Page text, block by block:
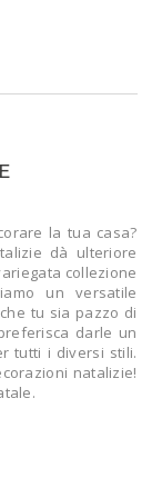
la tua casa?
dà ulteriore
collezione
un versatile
tu sia pazzo di
darle un
tutti i diversi stili.
natalizie!